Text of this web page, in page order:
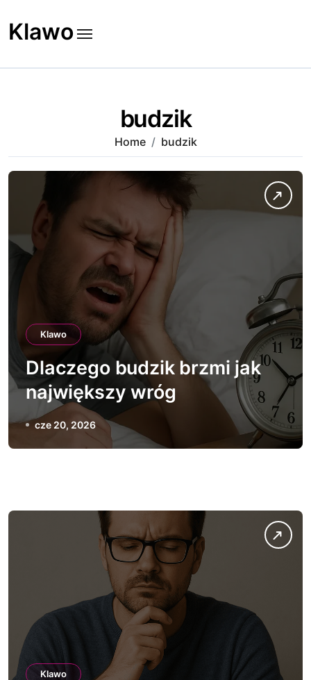
to
content
Klawo
budzik
Home budzik
Klawo
Dlaczego budzik brzmi jak
największy wróg
cze 20, 2026
Klawo